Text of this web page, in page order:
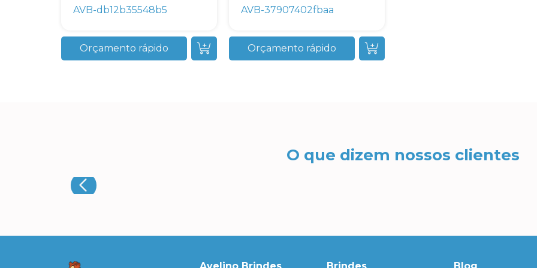
AVB-db12b35548b5
Orçamento rápido
AVB-37907402fbaa
Orçamento rápido
O que dizem nossos clientes